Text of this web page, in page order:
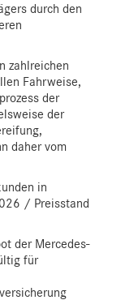
durch den
zahlreichen
Fahrweise,
der
der
daher vom
in
/ Preisstand
der Mercedes-
für